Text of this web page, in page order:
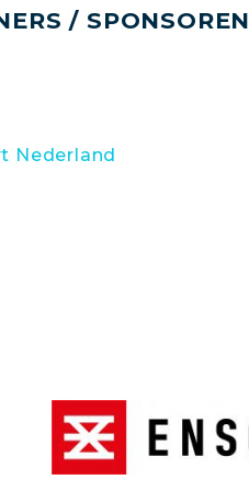
/ SPONSOREN